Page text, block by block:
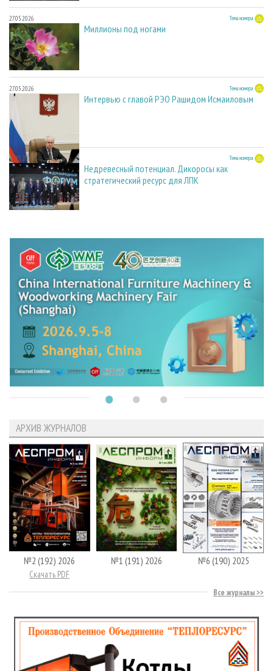
27.05.2026 Тема номера
Миллионы под ногами
27.05.2026 Тема номера
Интервью с главой РЭО Рашидом Исмаиловым
27.05.2026 Тема номера
Недревесный потенциал. Дикоросы как
стратегический ресурс для ЛПК
АРХИВ ЖУРНАЛОВ
№2 (192) 2026
Скачать PDF
№1 (191) 2026 №6 (190) 2025
Все журналы